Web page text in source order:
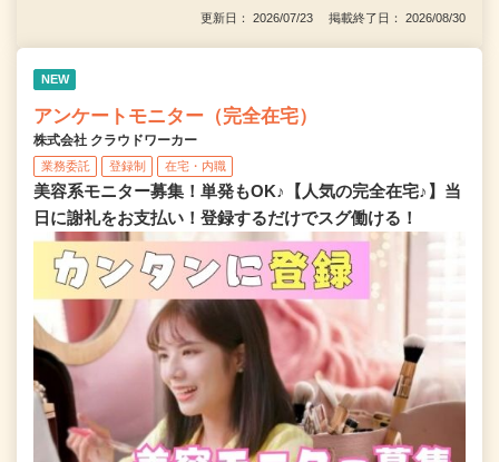
更新日： 2026/07/23 掲載終了日： 2026/08/30
NEW
アンケートモニター（完全在宅）
株式会社 クラウドワーカー
業務委託 登録制 在宅・内職
美容系モニター募集！単発もOK♪【人気の完全在宅♪】当
日に謝礼をお支払い！登録するだけでスグ働ける！